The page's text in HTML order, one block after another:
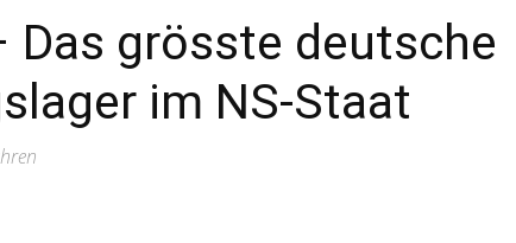
grösste deutsche
im NS-Staat